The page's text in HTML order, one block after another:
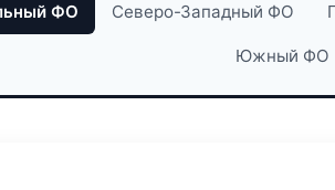
ФО Северо-Западный ФО
Южный ФО